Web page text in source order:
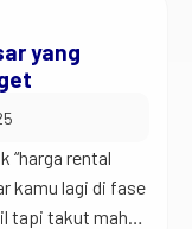
di Google: rental
itu, berarti
yang
“harga rental
kamu lagi di fase
tapi takut mahal,